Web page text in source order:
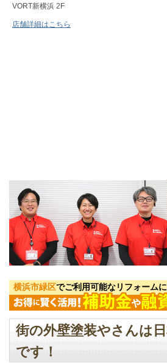
VORT新横浜 2F
店舗詳細はこちら
横浜市緑区でご利用可能なリフォーム
街の外壁塗装やさんは
です！